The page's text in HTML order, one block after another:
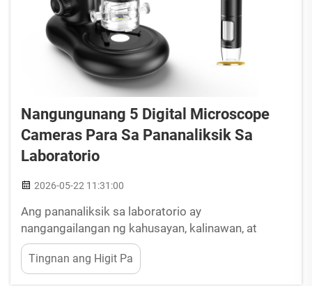
Nangungunang 5 Digital Microscope
Cameras Para Sa Pananaliksik Sa
Laboratorio
2026-05-22 11:31:00
Ang pananaliksik sa laboratorio ay
nangangailangan ng kahusayan, kalinawan, at
maaasahang mga kakayahan sa dokumentasyon
na lamang ang pinakamahusay na digital
microscope camera systems ang kayang
Tingnan ang Higit Pa